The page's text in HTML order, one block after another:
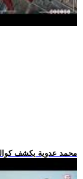
.. محمد عدوية يكشف